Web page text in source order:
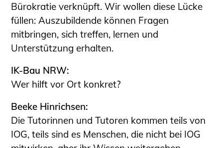
Bürokratie verknüpft. Wir wollen diese Lücke
füllen: Auszubildende können Fragen
mitbringen, sich treffen, lernen und
Unterstützung erhalten.
IK-Bau NRW:
Wer hilft vor Ort konkret?
Beeke Hinrichsen:
Die Tutorinnen und Tutoren kommen teils von
IOG, teils sind es Menschen, die nicht bei IOG